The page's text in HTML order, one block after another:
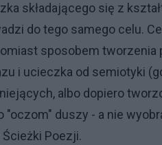
składającego się z
do tego samego celu.
sposobem tworzenia
i ucieczka od semiotyki
albo dopiero
duszy - a nie
Poezji.